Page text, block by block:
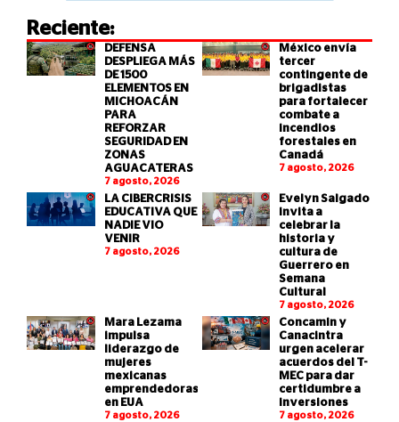
Reciente:
DEFENSA
DESPLIEGA MÁS
DE 1500
ELEMENTOS EN
MICHOACÁN
PARA
REFORZAR
SEGURIDAD EN
ZONAS
AGUACATERAS
7 agosto, 2026
México envía
tercer
contingente de
brigadistas
para fortalecer
combate a
incendios
forestales en
Canadá
7 agosto, 2026
LA CIBERCRISIS
EDUCATIVA QUE
NADIE VIO
VENIR
7 agosto, 2026
Evelyn Salgado
invita a
celebrar la
historia y
cultura de
Guerrero en
Semana
Cultural
7 agosto, 2026
Mara Lezama
impulsa
liderazgo de
mujeres
mexicanas
emprendedoras
en EUA
7 agosto, 2026
Concamin y
Canacintra
urgen acelerar
acuerdos del T-
MEC para dar
certidumbre a
inversiones
7 agosto, 2026